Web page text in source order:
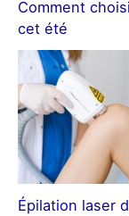
Comment
cet été
Épilation laser